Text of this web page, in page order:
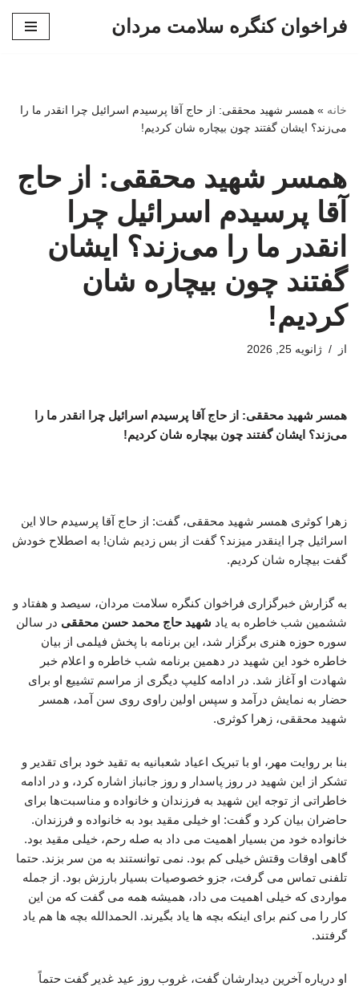
فراخوان کنگره سلامت مردان
خانه » همسر شهید محققی: از حاج آقا پرسیدم اسرائیل چرا انقدر ما را
می‌زند؟ ایشان گفتند چون بیچاره شان کردیم!
همسر شهید محققی: از حاج
آقا پرسیدم اسرائیل چرا
انقدر ما را می‌زند؟ ایشان
گفتند چون بیچاره شان
کردیم!
از ژانویه 25, 2026
همسر شهید محققی: از حاج آقا پرسیدم اسرائیل چرا انقدر ما را
می‌زند؟ ایشان گفتند چون بیچاره شان کردیم!
زهرا کوثری همسر شهید محققی، گفت: از حاج آقا پرسیدم حالا این
اسرائیل چرا اینقدر میزند؟ گفت از بس زدیم شان! به اصطلاح خودش
گفت بیچاره شان کردیم.
به گزارش خبرگزاری فراخوان کنگره سلامت مردان، سیصد و هفتاد و
ششمین شب خاطره به یاد شهید حاج محمد حسن محققی در سالن
سوره حوزه هنری برگزار شد، این برنامه با پخش فیلمی از بیان
خاطره خود این شهید در دهمین برنامه شب خاطره و اعلام خبر
شهادت او آغاز شد. در ادامه کلیپ دیگری از مراسم تشییع او برای
حضار به نمایش درآمد و سپس اولین راوی روی سن آمد، همسر
شهید محققی، زهرا کوثری.
بنا بر روایت مهر، او با تبریک اعیاد شعبانیه به تقید خود برای تقدیر و
تشکر از این شهید در روز پاسدار و روز جانباز اشاره کرد، و در ادامه
خاطراتی از توجه این شهید به فرزندان و خانواده و مناسبت‌ها برای
حاضران بیان کرد و گفت: او خیلی مقید بود به خانواده و فرزندان.
خانواده خود من بسیار اهمیت می داد به صله رحم، خیلی مقید بود.
گاهی اوقات وقتش خیلی کم بود. نمی توانستند به من سر بزند. حتما
تلفنی تماس می گرفت، جزو خصوصیات بسیار بارزش بود. از جمله
مواردی که خیلی اهمیت می داد، همیشه همه می گفت که من این
کار را می کنم برای اینکه بچه ها یاد بگیرند. الحمدالله بچه ها هم یاد
گرفتند.
او دریاره آخرین دیدارشان گفت، غروب روز عید غدیر گفت حتماً